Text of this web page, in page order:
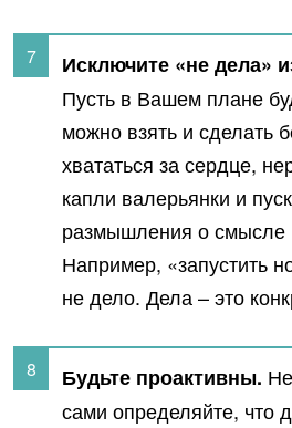
Исключите «не дела»
Пусть в Вашем плане
можно взять и сделать
хвататься за сердце,
капли валерьянки и
размышления о смысле
Например, «запустить
не дело. Дела – это
Будьте проактивны.
сами определяйте, что